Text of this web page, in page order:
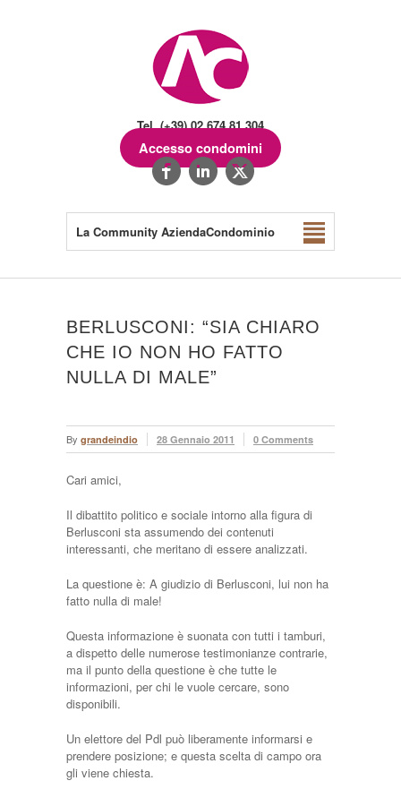
Tel. (+39) 02.674.81.304
Accesso condomini
La Community AziendaCondominio
BERLUSCONI: “SIA CHIARO
CHE IO NON HO FATTO
NULLA DI MALE”
By grandeindio 28 Gennaio 2011 0 Comments
Cari amici,
Il dibattito politico e sociale intorno alla figura di
Berlusconi sta assumendo dei contenuti
interessanti, che meritano di essere analizzati.
La questione è: A giudizio di Berlusconi, lui non ha
fatto nulla di male!
Questa informazione è suonata con tutti i tamburi,
a dispetto delle numerose testimonianze contrarie,
ma il punto della questione è che tutte le
informazioni, per chi le vuole cercare, sono
disponibili.
Un elettore del Pdl può liberamente informarsi e
prendere posizione; e questa scelta di campo ora
gli viene chiesta.